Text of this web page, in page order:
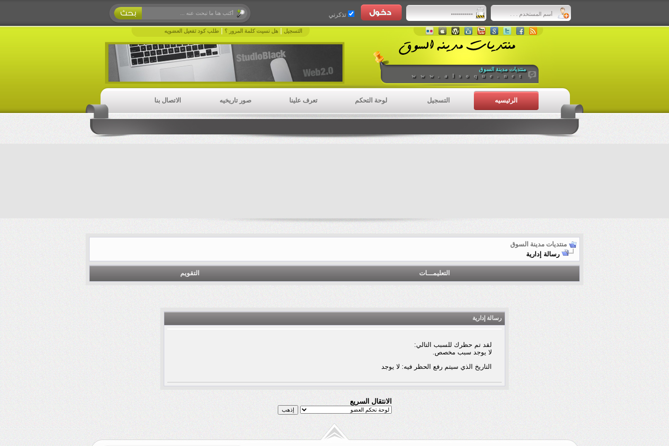
تذكرني
التسجيل هل نسيت كلمة المرور ؟ طلب كود تفعيل العضويه
منتديات مدينة السوق
www.alsoque.net
الرئيسيه التسجيل لوحة التحكم تعرف علينا صور تاريخيه الاتصال بنا
منتديات مدينة السوق
رسالة إدارية
التعليمـــات التقويم
رسالة إدارية
لقد تم حظرك للسبب التالي:
لا يوجد سبب مخصص.
التاريخ الذي سيتم رفع الحظر فيه: لا يوجد
الانتقال السريع